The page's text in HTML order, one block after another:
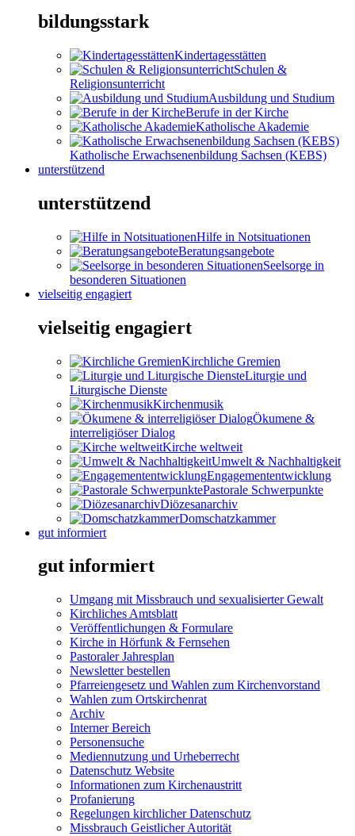
bildungsstark
Kindertagesstätten
Schulen &
Religionsunterricht
Ausbildung und Studium
Berufe in der Kirche
Katholische Akademie
Katholische Erwachsenenbildung Sachsen (KEBS)
unterstützend
unterstützend
Hilfe in Notsituationen
Beratungsangebote
Seelsorge in
besonderen Situationen
vielseitig engagiert
vielseitig engagiert
Kirchliche Gremien
Liturgie und
Liturgische Dienste
Kirchenmusik
Ökumene &
interreligiöser Dialog
Kirche weltweit
Umwelt & Nachhaltigkeit
Engagemententwicklung
Pastorale Schwerpunkte
Diözesanarchiv
Domschatzkammer
gut informiert
gut informiert
Umgang mit Missbrauch und sexualisierter Gewalt
Kirchliches Amtsblatt
Veröffentlichungen & Formulare
Kirche in Hörfunk & Fernsehen
Pastoraler Jahresplan
Newsletter bestellen
Pfarreiengesetz und Wahlen zum Kirchenvorstand
Wahlen zum Ortskirchenrat
Archiv
Interner Bereich
Personensuche
Mediennutzung und Urheberrecht
Datenschutz Website
Informationen zum Kirchenaustritt
Profanierung
Regelungen kirchlicher Datenschutz
Missbrauch Geistlicher Autorität